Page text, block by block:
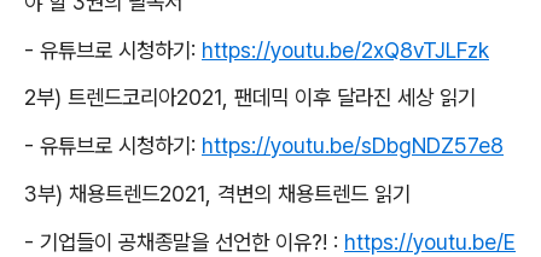
- 유튜브로 시청하기: https://youtu.be/2xQ8vTJLFzk
2부) 트렌드코리아2021, 팬데믹 이후 달라진 세상 읽기
- 유튜브로 시청하기 : https://youtu.be/sDbgNDZ57e8
3부) 채용트렌드2021, 격변의 채용트렌드 읽기
- 기업들이 공채종말을 선언한 이유?! : https://youtu.be/E